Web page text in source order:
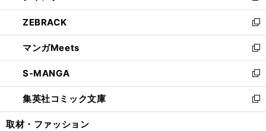
開
く
ウ
で
開
く
ン
ド
ウ
で
開
く
ウ
ィ
ン
ド
ウ
で
開
く
し
い
ウ
ィ
ン
ド
ウ
で
開
ZEBRACK
新
し
い
ウ
ィ
ン
ド
ウ
マンガMeets
新
し
い
ウ
ィ
ン
S-MANGA
新
し
い
ウ
集英社コミック文庫
新
し
取材・ファッション